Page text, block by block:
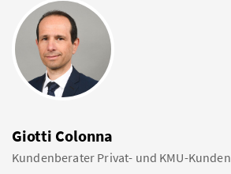
Giotti Colonna
Kundenberater Privat- und KMU-Kunden